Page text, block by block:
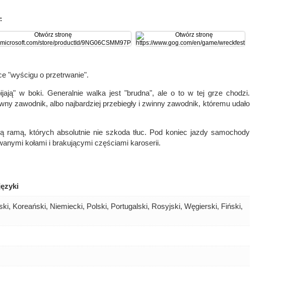
"wyścigu o przetrwanie".
w boki. Generalnie walka jest "brudna", ale o to w tej grze chodzi.
zawodnik, albo najbardziej przebiegły i zwinny zawodnik, któremu udało
ramą, których absolutnie nie szkoda tłuc. Pod koniec jazdy samochody
kołami i brakującymi częściami karoserii.
Koreański, Niemiecki, Polski, Portugalski, Rosyjski, Węgierski, Fiński,